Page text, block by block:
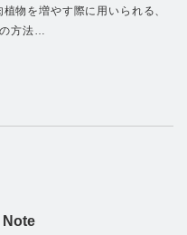
物を増やす際に用いられる、
方法…
Note